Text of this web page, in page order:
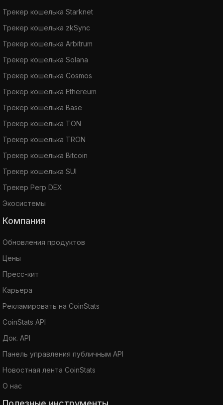
Трекер кошелька Starknet
Трекер кошелька zkSync
Трекер кошелька Arbitrum
Трекер кошелька Solana
Трекер кошелька Cosmos
Трекер кошелька Ethereum
Трекер кошелька Base
Трекер кошелька TON
Трекер кошелька TRON
Трекер кошелька Bitcoin
Трекер кошелька SUI
Трекер Perp DEX
Экосистемы
Компания
Обновления продуктов
Цены
Пресс-кит
Карьера
Рекламировать на CoinStats
CoinStats API
Док. API
Панель управления публичным API
Новостная лента CoinStats
О нас